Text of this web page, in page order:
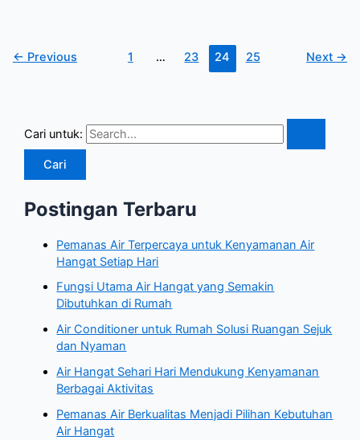
← Previous 1 … 23 24 25 Next →
Cari untuk:
Postingan Terbaru
Pemanas Air Terpercaya untuk Kenyamanan Air
Hangat Setiap Hari
Fungsi Utama Air Hangat yang Semakin
Dibutuhkan di Rumah
Air Conditioner untuk Rumah Solusi Ruangan Sejuk
dan Nyaman
Air Hangat Sehari Hari Mendukung Kenyamanan
Berbagai Aktivitas
Pemanas Air Berkualitas Menjadi Pilihan Kebutuhan
Air Hangat